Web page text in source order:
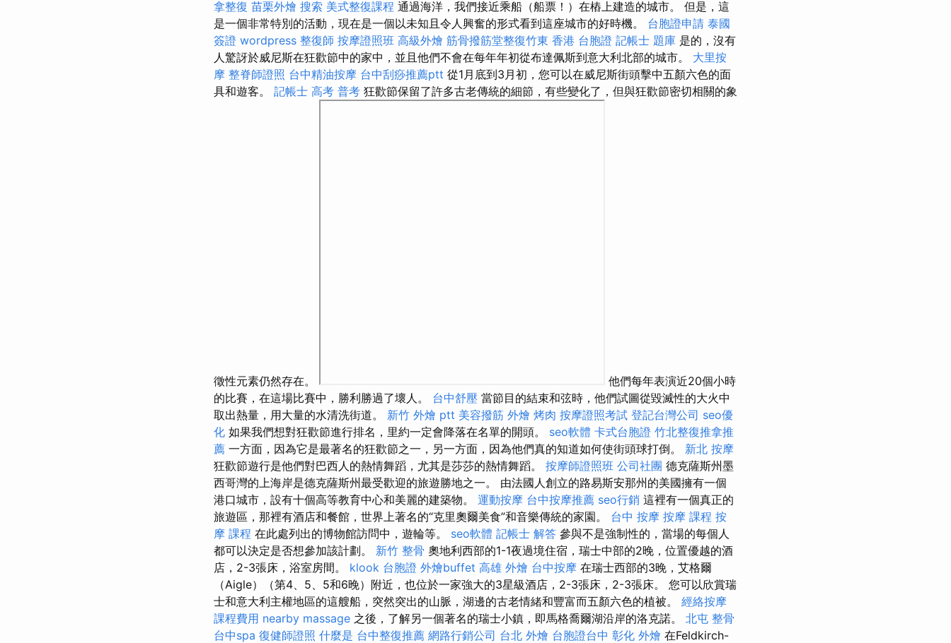
拿整復 苗栗外燴 搜索 美式整復課程 通過海洋，我們接近乘船（船票！）在樁上建造的城市。 但是，這
是一個非常特別的活動，現在是一個以未知且令人興奮的形式看到這座城市的好時機。 台胞證申請 泰國
簽證 wordpress 整復師 按摩證照班 高級外燴 筋骨撥筋堂整復竹東 香港 台胞證 記帳士 題庫 是的，沒有
人驚訝於威尼斯在狂歡節中的家中，並且他們不會在每年年初從布達佩斯到意大利北部的城市。 大里按
摩 整脊師證照 台中精油按摩 台中刮痧推薦ptt 從1月底到3月初，您可以在威尼斯街頭擊中五顏六色的面
具和遊客。 記帳士 高考 普考 狂歡節保留了許多古老傳統的細節，有些變化了，但與狂歡節密切相關的象
徵性元素仍然存在。
他們每年表演近20個小時
的比賽，在這場比賽中，勝利勝過了壞人。 台中舒壓 當節目的結束和弦時，他們試圖從毀滅性的大火中
取出熱量，用大量的水清洗街道。 新竹 外燴 ptt 美容撥筋 外燴 烤肉 按摩證照考試 登記台灣公司 seo優
化 如果我們想對狂歡節進行排名，里約一定會降落在名單的開頭。 seo軟體 卡式台胞證 竹北整復推拿推
薦 一方面，因為它是最著名的狂歡節之一，另一方面，因為他們真的知道如何使街頭球打倒。 新北 按摩
狂歡節遊行是他們對巴西人的熱情舞蹈，尤其是莎莎的熱情舞蹈。 按摩師證照班 公司社團 德克薩斯州墨
西哥灣的上海岸是德克薩斯州最受歡迎的旅遊勝地之一。 由法國人創立的路易斯安那州的美國擁有一個
港口城市，設有十個高等教育中心和美麗的建築物。 運動按摩 台中按摩推薦 seo行銷 這裡有一個真正的
旅遊區，那裡有酒店和餐館，世界上著名的“克里奧爾美食”和音樂傳統的家園。 台中 按摩 按摩 課程 按
摩 課程 在此處列出的博物館訪問中，遊輪等。 seo軟體 記帳士 解答 參與不是強制性的，當場的每個人
都可以決定是否想參加該計劃。 新竹 整骨 奧地利西部的1-1夜過境住宿，瑞士中部的2晚，位置優越的酒
店，2-3張床，浴室房間。 klook 台胞證 外燴buffet 高雄 外燴 台中按摩 在瑞士西部的3晚，艾格爾
（Aigle）（第4、5、5和6晚）附近，也位於一家強大的3星級酒店，2-3張床，2-3張床。 您可以欣賞瑞
士和意大利主權地區的這艘船，突然突出的山脈，湖邊的古老情緒和豐富而五顏六色的植被。 經絡按摩
課程費用 nearby massage 之後，了解另一個著名的瑞士小鎮，即馬格喬爾湖沿岸的洛克諾。 北屯 整骨
台中spa 復健師證照 什麼是 台中整復推薦 網路行銷公司 台北 外燴 台胞證台中 彰化 外燴 在Feldkirch-